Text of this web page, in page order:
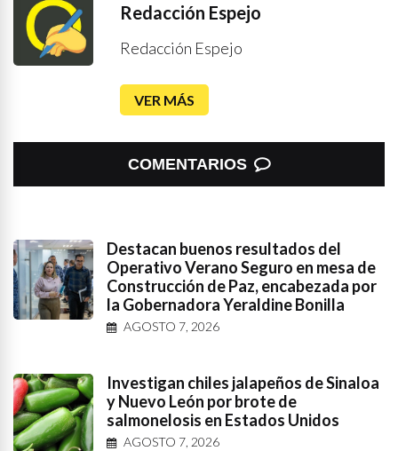
Redacción Espejo
Redacción Espejo
VER MÁS
COMENTARIOS
Destacan buenos resultados del
Operativo Verano Seguro en mesa de
Construcción de Paz, encabezada por
la Gobernadora Yeraldine Bonilla
AGOSTO 7, 2026
Investigan chiles jalapeños de Sinaloa
y Nuevo León por brote de
salmonelosis en Estados Unidos
AGOSTO 7, 2026